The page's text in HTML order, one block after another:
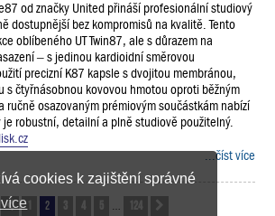
cookies k zajištění správné
od značky United přináší profesionální studiový
dostupnější bez kompromisů na kvalitě. Tento
oblíbeného UT Twin87, ale s důrazem na
– s jedinou kardioidní směrovou
precizní K87 kapsle s dvojitou membránou,
s čtyřnásobnou kovovou hmotou oproti běžným
ručně osazovaným prémiovým součástkám nabízí
je robustní, detailní a plně studiově použitelný.
...číst více
2 124
Předchozí
2 3 4 124